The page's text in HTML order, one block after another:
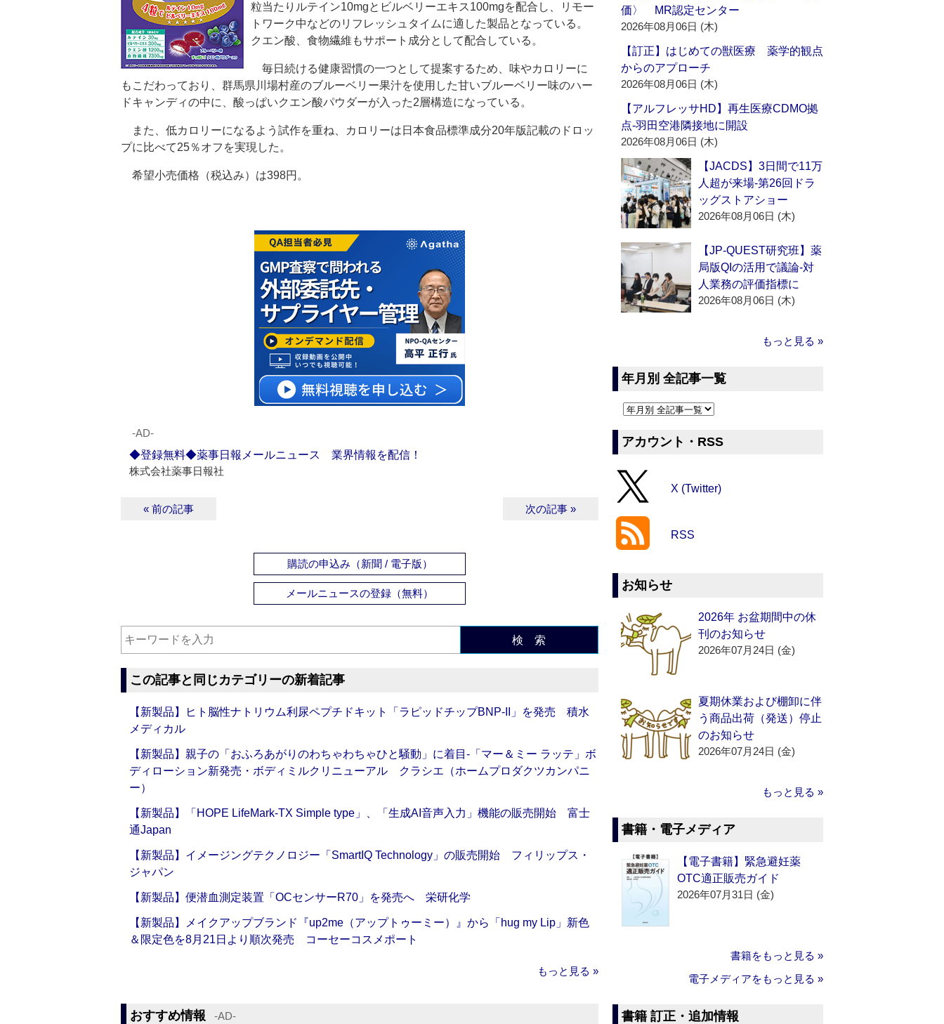
粒当たりルテイン10mgとビルベリーエキス100mgを配合し、リモー
トワーク中などのリフレッシュタイムに適した製品となっている。
クエン酸、食物繊維もサポート成分として配合している。
毎日続ける健康習慣の一つとして提案するため、味やカロリーに
もこだわっており、群馬県川場村産のブルーベリー果汁を使用した甘いブルーベリー味のハー
ドキャンディの中に、酸っぱいクエン酸パウダーが入った2層構造になっている。
また、低カロリーになるよう試作を重ね、カロリーは日本食品標準成分20年版記載のドロッ
プに比べて25％オフを実現した。
希望小売価格（税込み）は398円。
‐AD‐
◆登録無料◆薬事日報メールニュース 業界情報を配信！
株式会社薬事日報社
« 前の記事 次の記事 »
購読の申込み（新聞 / 電子版）
メールニュースの登録（無料）
検 索
この記事と同じカテゴリーの新着記事
【新製品】ヒト脳性ナトリウム利尿ペプチドキット「ラピッドチップBNP-II」を発売 積水
メディカル
【新製品】親子の「おふろあがりのわちゃわちゃひと騒動」に着目‐「マー＆ミー ラッテ」ボ
ディローション新発売・ボディミルクリニューアル クラシエ（ホームプロダクツカンパニ
ー）
【新製品】「HOPE LifeMark-TX Simple type」、「生成AI音声入力」機能の販売開始 富士
通Japan
【新製品】イメージングテクノロジー「SmartIQ Technology」の販売開始 フィリップス・
ジャパン
【新製品】便潜血測定装置「OCセンサーR70」を発売へ 栄研化学
【新製品】メイクアップブランド『up2me（アップトゥーミー）』から「hug my Lip」新色
＆限定色を8月21日より順次発売 コーセーコスメポート
もっと見る »
おすすめ情報 ‐AD‐
価〉 MR認定センター
2026年08月06日 (木)
【訂正】はじめての獣医療 薬学的観点
からのアプローチ
2026年08月06日 (木)
【アルフレッサHD】再生医療CDMO拠
点‐羽田空港隣接地に開設
2026年08月06日 (木)
【JACDS】3日間で11万
人超が来場‐第26回ドラ
ッグストアショー
2026年08月06日 (木)
【JP-QUEST研究班】薬
局版QIの活用で議論‐対
人業務の評価指標に
2026年08月06日 (木)
もっと見る »
年月別 全記事一覧
アカウント・RSS
X (Twitter)
RSS
お知らせ
2026年 お盆期間中の休
刊のお知らせ
2026年07月24日 (金)
夏期休業および棚卸に伴
う商品出荷（発送）停止
のお知らせ
2026年07月24日 (金)
もっと見る »
書籍・電子メディア
【電子書籍】緊急避妊薬
OTC適正販売ガイド
2026年07月31日 (金)
書籍をもっと見る »
電子メディアをもっと見る »
書籍 訂正・追加情報